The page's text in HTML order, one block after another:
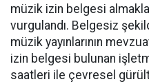
müzik izin belgesi
vurgulandı. Belgesiz
müzik yayınlarının
izin belgesi bulunan
saatleri ile çevresel